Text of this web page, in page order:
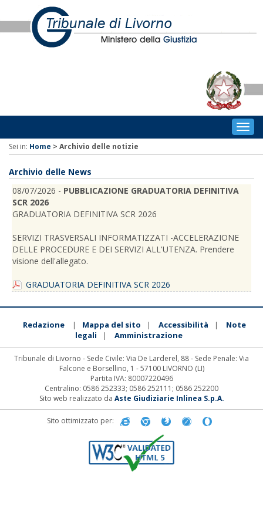
Sei in: Home > Archivio delle notizie
Archivio delle News
08/07/2026 - PUBBLICAZIONE GRADUATORIA DEFINITIVA
SCR 2026
GRADUATORIA DEFINITIVA SCR 2026
SERVIZI TRASVERSALI INFORMATIZZATI -ACCELERAZIONE
DELLE PROCEDURE E DEI SERVIZI ALL'UTENZA. Prendere
visione dell'allegato.
GRADUATORIA DEFINITIVA SCR 2026
Redazione | Mappa del sito | Accessibilità |
Note
legali
| Amministrazione
Tribunale di Livorno - Sede Civile: Via De Larderel, 88 - Sede Penale: Via
Falcone e Borsellino, 1 - 57100 LIVORNO (LI)
Partita IVA: 80007220496
Centralino: 0586 252333; 0586 252111; 0586 252200
Sito web realizzato da Aste Giudiziarie Inlinea S.p.A.
Sito ottimizzato per: